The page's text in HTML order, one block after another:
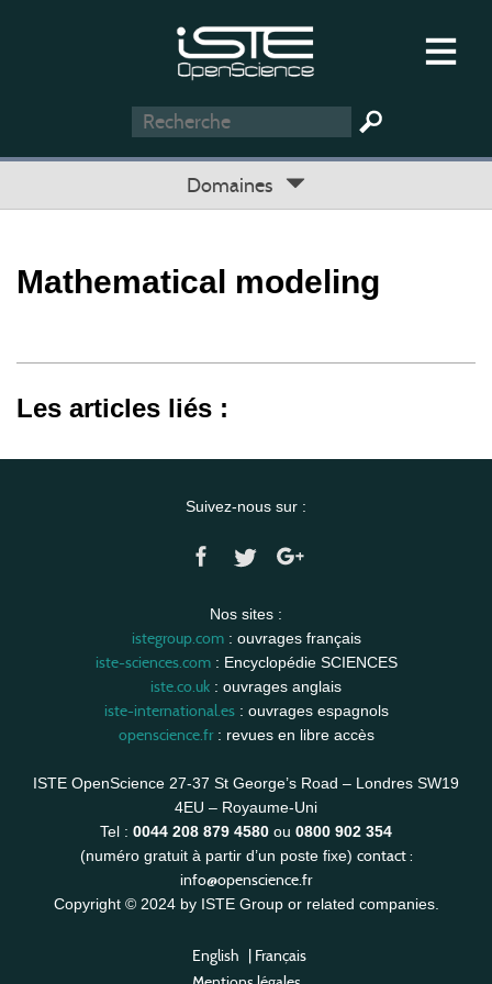
Domaines
Mathematical modeling
Les articles liés :
Suivez-nous sur :
Nos sites :
istegroup.com: ouvrages français
iste-sciences.com: Encyclopédie SCIENCES
iste.co.uk : ouvrages anglais
iste-international.es: ouvrages espagnols
openscience.fr: revues en libre accès
ISTE OpenScience 27-37 St George’s Road – Londres SW19
4EU – Royaume-Uni
Tel : 0044 208 879 4580 ou 0800 902 354
(numéro gratuit à partir d’un poste fixe) contact :
info@openscience.fr
Copyright © 2024 by ISTE Group or related companies.
English | Français